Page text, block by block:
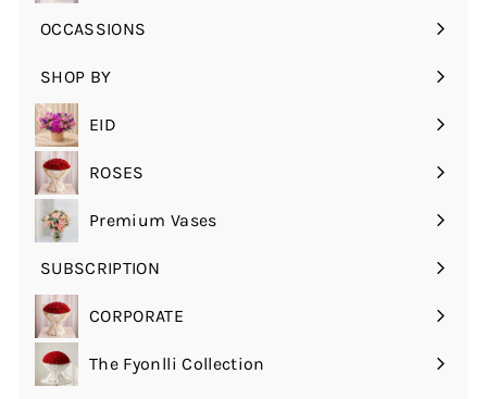
OCCASSIONS
قم
بتوسيع
الفرعية
SHOP BY
قم
بتوسيع
القائمة
الفرعية
EID
ROSES
قم
بتوسيع
القائمة
الفرعية
Premium Vases
SUBSCRIPTION
قم
بتوسيع
القائمة
الفرعية
CORPORATE
The Fyonlli Collection